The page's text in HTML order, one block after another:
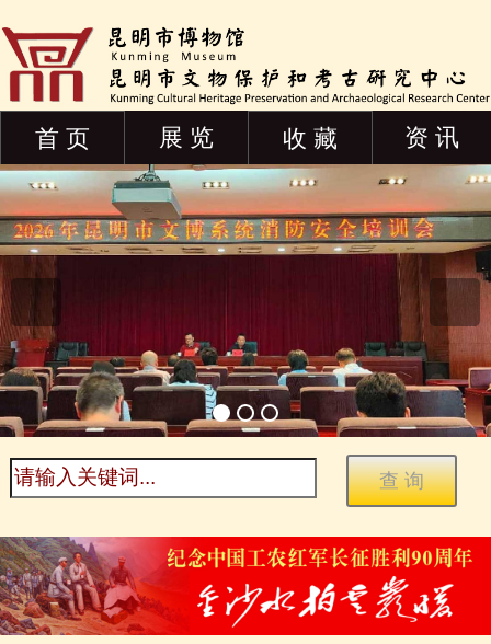
首 页 展 览 收 藏 资 讯